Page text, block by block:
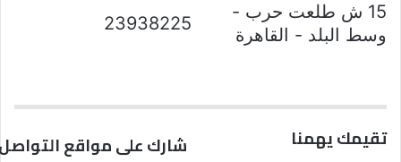
15 ش طلعت حرب -
وسط البلد - القاهرة
23938225
تقيمك يهمنا شارك على مواقع